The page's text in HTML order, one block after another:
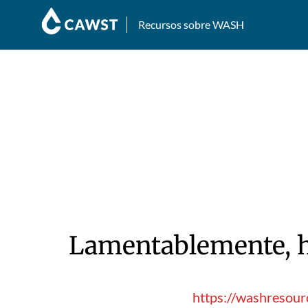
Recursos sobre WASH
Lamentablemente,
https://